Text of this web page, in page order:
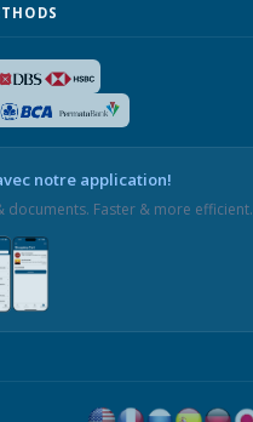
notre application!
documents. Faster & more efficient.